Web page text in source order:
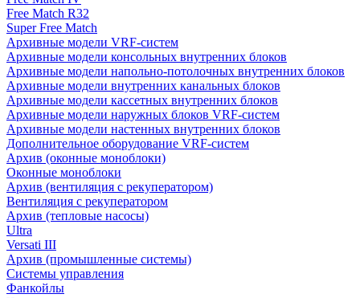
Free Match R32
Super Free Match
Архивные модели VRF-систем
Архивные модели консольных внутренних блоков
Архивные модели напольно-потолочных внутренних блоков
Архивные модели внутренних канальных блоков
Архивные модели кассетных внутренних блоков
Архивные модели наружных блоков VRF-систем
Архивные модели настенных внутренних блоков
Дополнительное оборудование VRF-систем
Архив (оконные моноблоки)
Оконные моноблоки
Архив (вентиляция с рекуператором)
Вентиляция с рекуператором
Архив (тепловые насосы)
Ultra
Versati III
Архив (промышленные системы)
Системы управления
Фанкойлы